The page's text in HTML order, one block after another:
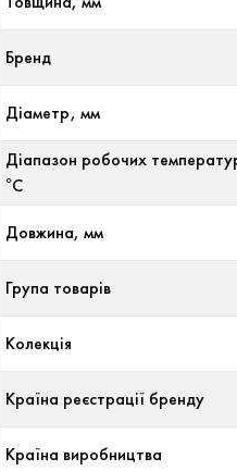
Бренд
Діаметр, мм
Діапазон робочих
°С
Довжина, мм
Група товарів
Колекція
Країна реєстрації бренду
Країна виробництва